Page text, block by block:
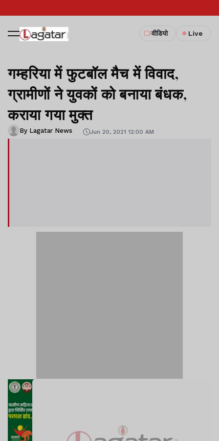
वीडियो Live
गम्हरिया में फुटबॉल मैच में विवाद,
ग्रामीणों ने युवकों को बनाया बंधक,
कराया गया मुक्त
By Lagatar News Jun 20, 2021 12:00 AM